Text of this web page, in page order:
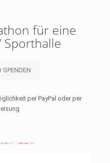
für eine
Sporthalle
SPENDEN
per PayPal oder per